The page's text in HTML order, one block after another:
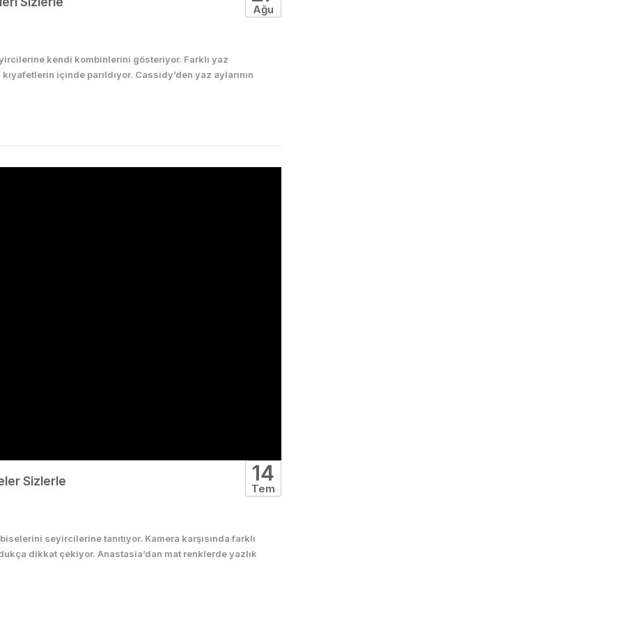
Ağu
kendi kombinlerini gösteriyor. Farklı yaz
içinde parıldıyor. Cassidy’den yaz aylarının
Sizlerle 14
Tem
seyircilerine tanıtıyor. Kamera karşısında farklı
dikkat çekiyor. Anastasia’dan mat renklerde yazlık